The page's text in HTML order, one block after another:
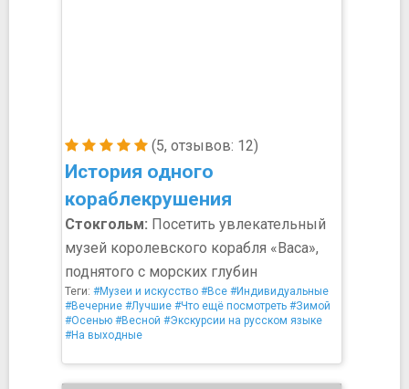
(5, отзывов: 12)
История одного
кораблекрушения
Стокгольм: Посетить увлекательный
музей королевского корабля «Васа»,
поднятого с морских глубин
Теги: #Музеи и искусство #Все #Индивидуальные
#Вечерние #Лучшие #Что ещё посмотреть #Зимой
#Осенью #Весной #Экскурсии на русском языке
#На выходные